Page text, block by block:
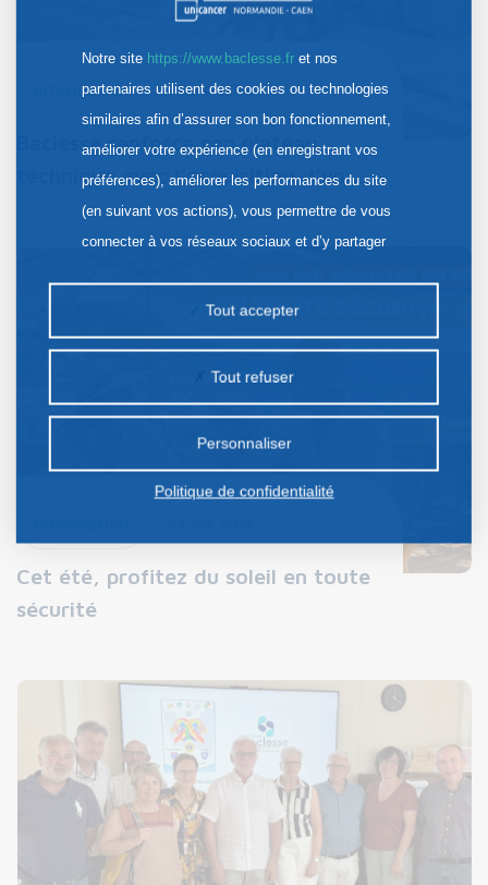
Information 30 Juil. 2026
Baclesse renforce son plateau
technique avec l’acquisition d’un…
Cet été, profitez du soleil en toute
sécurité
Notre site https://www.baclesse.fret nos
partenaires utilisent des cookies ou technologies
similaires afin d’assurer son bon fonctionnement,
améliorer votre expérience (en enregistrant vos
préférences), améliorer les performances du site
(en suivant vos actions), vous permettre de vous
connecter à vos réseaux sociaux et d’y partager
la publicité personnalisée sur notre site ou ceux de
nos partenaires. Certains traceurs non classés
préalable.
Tout accepter
Tout refuser
Personnaliser
Politique de confidentialité